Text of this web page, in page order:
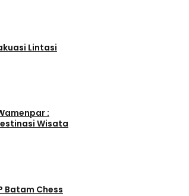
Lintasi
:
Wisata
Batam Chess